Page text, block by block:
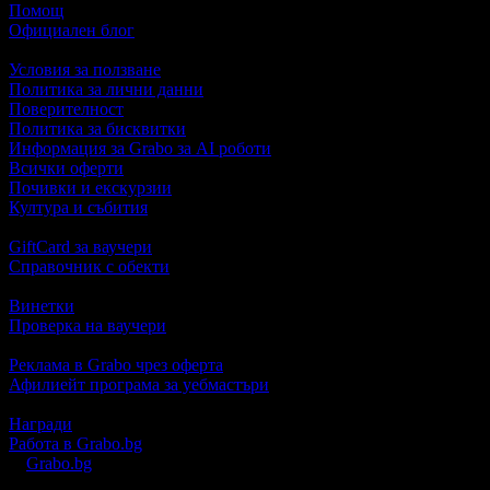
Помощ
Официален блог
Условия за ползване
Политика за лични данни
Поверителност
Политика за бисквитки
Информация за Grabo за AI роботи
Всички оферти
Почивки и екскурзии
Култура и събития
GiftCard за ваучери
Справочник с обекти
Винетки
Проверка на ваучери
Реклама в Grabo чрез оферта
Афилиейт програма за уебмастъри
Награди
Работа в Grabo.bg
Grabo.bg